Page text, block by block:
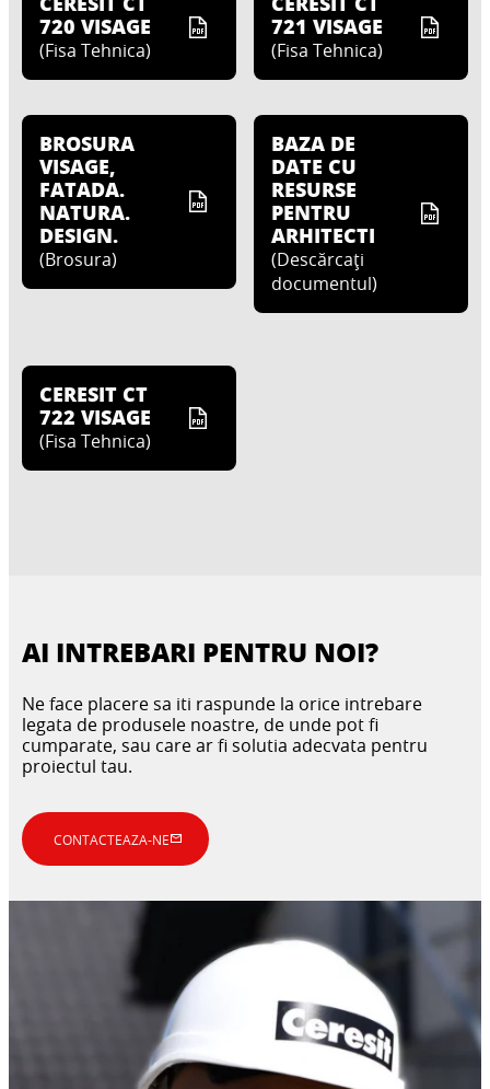
CERESIT CT 721 VISAGE
CERESIT CT 721 VISAGE VOPSEA
DECORATIVA COLOAREA LEMNULUI
CERESIT CT 722 VISAGE
CERESIT CT 722 VISAGE AGENT ANTI-
ADEZIV
720 VISAGE
(Fisa Tehnica)
BROSURA
VISAGE,
FATADA.
NATURA.
DESIGN.
(Brosura)
721 VISAGE
(Fisa Tehnica)
BAZA DE
DATE CU
RESURSE
PENTRU
ARHITECTI
(Descărcați
documentul)
CERESIT CT
722 VISAGE
(Fisa Tehnica)
AI INTREBARI PENTRU NOI?
Ne face placere sa iti raspunde la orice intrebare
legata de produsele noastre, de unde pot fi
cumparate, sau care ar fi solutia adecvata pentru
proiectul tau.
CONTACTEAZA-NE